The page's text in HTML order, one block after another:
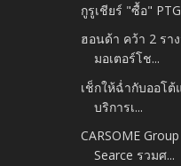
กูรูเชียร์ "ซื้อ"
ฮอนด้า คว้า 2 รา
มอเตอร์โช...
เช็กให้ฉ่ำกับออโ
บริการเ...
CARSOME
Searce รวมศ...